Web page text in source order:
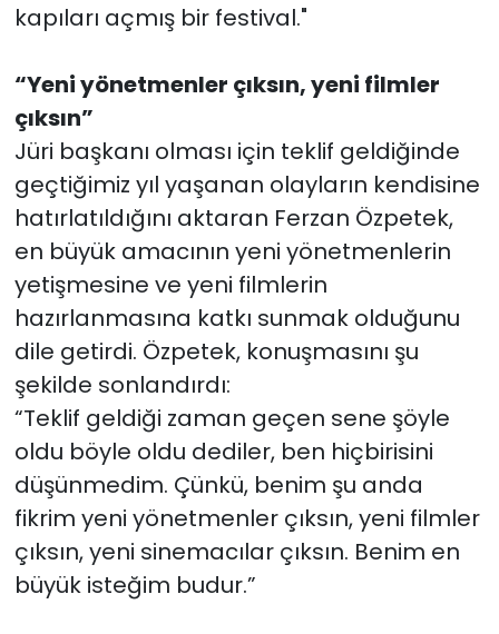
kapıları açmış bir festival."
“Yeni yönetmenler çıksın, yeni filmler
çıksın”
Jüri başkanı olması için teklif geldiğinde
geçtiğimiz yıl yaşanan olayların kendisine
hatırlatıldığını aktaran Ferzan Özpetek,
en büyük amacının yeni yönetmenlerin
yetişmesine ve yeni filmlerin
hazırlanmasına katkı sunmak olduğunu
dile getirdi. Özpetek, konuşmasını şu
şekilde sonlandırdı:
“Teklif geldiği zaman geçen sene şöyle
oldu böyle oldu dediler, ben hiçbirisini
düşünmedim. Çünkü, benim şu anda
fikrim yeni yönetmenler çıksın, yeni filmler
çıksın, yeni sinemacılar çıksın. Benim en
büyük isteğim budur.”